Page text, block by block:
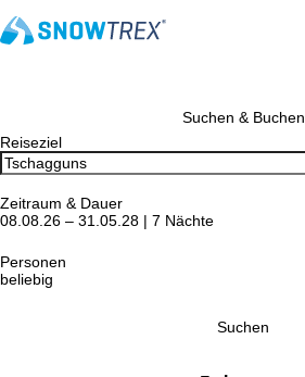
Suchen & Buchen
Reiseziel
Zeitraum & Dauer
08.08.26 – 31.05.28 | 7 Nächte
Personen
beliebig
Suchen